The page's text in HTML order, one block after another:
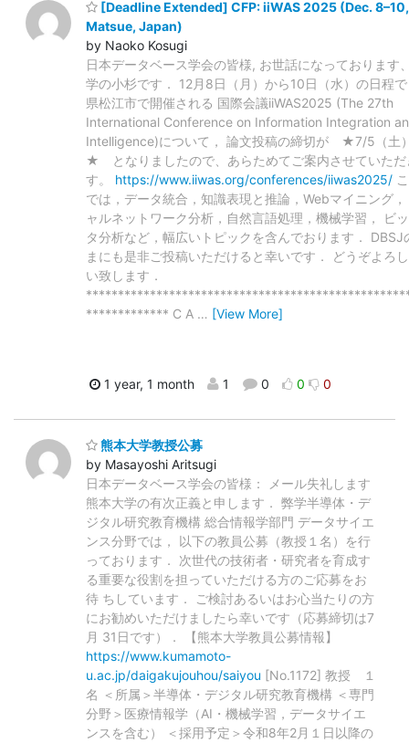
[Deadline Extended] CFP: iiWAS 2025 (Dec. 8–10,
Matsue, Japan)
by Naoko Kosugi
日本データベース学会の皆様, お世話になっております
学の小杉です． 12月8日（月）から10日（水）の日程
県松江市で開催される 国際会議iiWAS2025 (The 27th
International Conference on Information Integration
Intelligence)について， 論文投稿の締切が ★7/5（土
★ となりましたので、あらためてご案内させていただ
す。 https://www.iiwas.org/conferences/iiwas2025/
では，データ統合，知識表現と推論，Webマイニング
ャルネットワーク分析，自然言語処理，機械学習， ビ
タ分析など，幅広いトピックを含んでおります． DBSJ
まにも是非ご投稿いただけると幸いです． どうぞよろ
い致します．
************* C A … [View More]
1 year, 1 month 1 0 0 0
熊本大学教授公募
by Masayoshi Aritsugi
日本データベース学会の皆様： メール失礼します
熊本大学の有次正義と申します． 弊学半導体・デ
ジタル研究教育機構 総合情報学部門 データサイエ
ンス分野では， 以下の教員公募（教授１名）を行
っております． 次世代の技術者・研究者を育成す
る重要な役割を担っていただける方のご応募をお
待 ちしています． ご検討あるいはお心当たりの方
にお勧めいただけましたら幸いです（応募締切は7
月 31日です）． 【熊本大学教員公募情報】
https://www.kumamoto-
u.ac.jp/daigakujouhou/saiyou [No.1172] 教授 １
名 ＜所属＞半導体・デジタル研究教育機構 ＜専門
分野＞医療情報学（AI・機械学習，データサイエ
ンスを含む） ＜採用予定＞令和8年2月１日以降の